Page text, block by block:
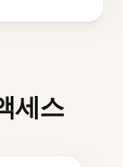
세스